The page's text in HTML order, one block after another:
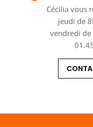
Cécilia vous
jeudi de
vendredi